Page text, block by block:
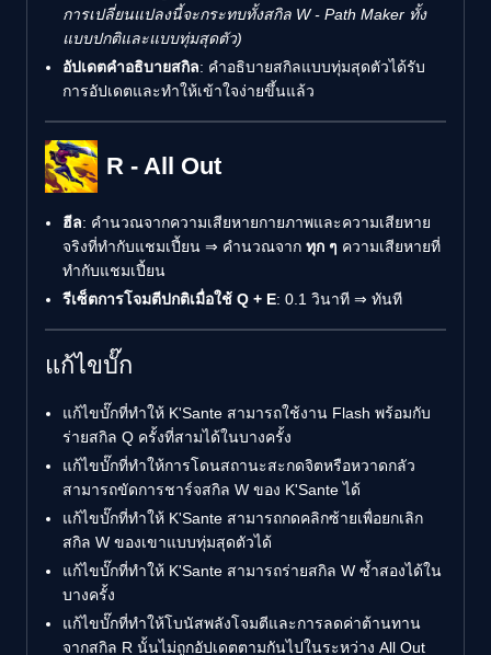
การเปลี่ยนแปลงนี้จะกระทบทั้งสกิล W - Path Maker ทั้ง
แบบปกติและแบบทุ่มสุดตัว)
อัปเดตคำอธิบายสกิล: คำอธิบายสกิลแบบทุ่มสุดตัวได้รับ
การอัปเดตและทำให้เข้าใจง่ายขึ้นแล้ว
R - All Out
ฮีล: คำนวณจากความเสียหายกายภาพและความเสียหาย
จริงที่ทำกับแชมเปี้ยน ⇒ คำนวณจาก ทุก ๆ ความเสียหายที่
ทำกับแชมเปี้ยน
รีเซ็ตการโจมตีปกติเมื่อใช้ Q + E: 0.1 วินาที ⇒ ทันที
แก้ไขบั๊ก
แก้ไขบั๊กที่ทำให้ K'Sante สามารถใช้งาน Flash พร้อมกับ
ร่ายสกิล Q ครั้งที่สามได้ในบางครั้ง
แก้ไขบั๊กที่ทำให้การโดนสถานะสะกดจิตหรือหวาดกลัว
สามารถขัดการชาร์จสกิล W ของ K'Sante ได้
แก้ไขบั๊กที่ทำให้ K'Sante สามารถกดคลิกซ้ายเพื่อยกเลิก
สกิล W ของเขาแบบทุ่มสุดตัวได้
แก้ไขบั๊กที่ทำให้ K'Sante สามารถร่ายสกิล W ซ้ำสองได้ใน
บางครั้ง
แก้ไขบั๊กที่ทำให้โบนัสพลังโจมตีและการลดค่าต้านทาน
จากสกิล R นั้นไม่ถูกอัปเดตตามกันไปในระหว่าง All Out